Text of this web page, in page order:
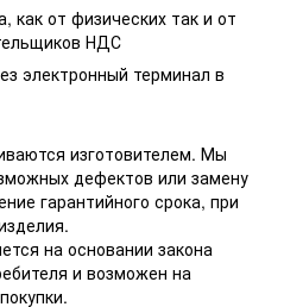
как от физических так и от
НДС
электронный терминал в
изготовителем. Мы
дефектов или замену
гарантийного срока, при
на основании закона
и возможен на